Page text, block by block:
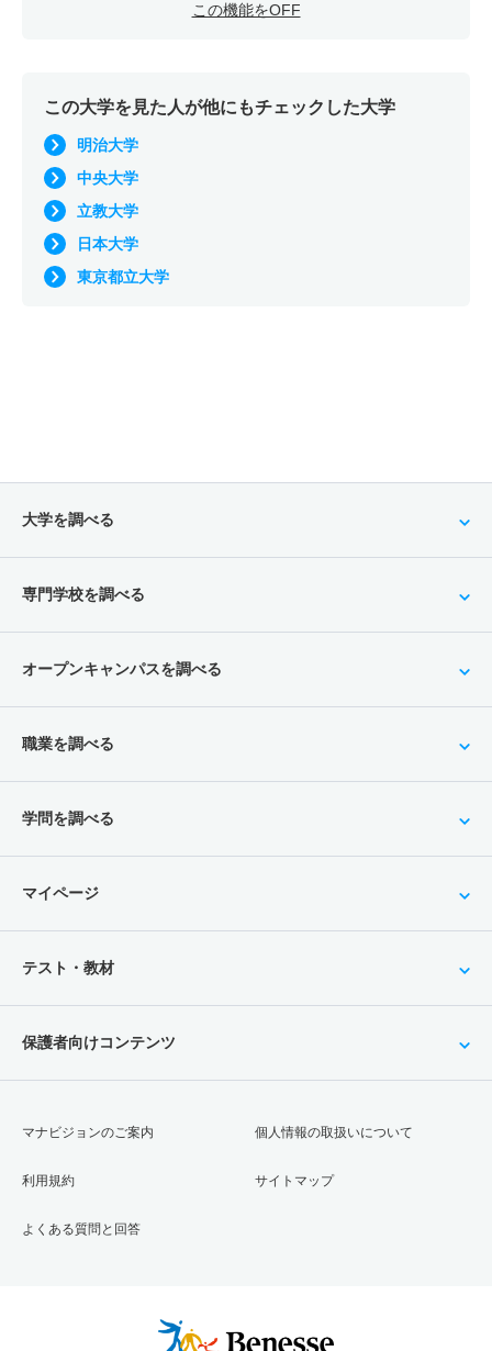
この機能をOFF
この大学を見た人が他にもチェックした大学
明治大学
中央大学
立教大学
日本大学
東京都立大学
大学を調べる
専門学校を調べる
オープンキャンパスを調べる
職業を調べる
学問を調べる
マイページ
テスト・教材
保護者向けコンテンツ
マナビジョンのご案内
利用規約
よくある質問と回答
個人情報の取扱いについて
サイトマップ